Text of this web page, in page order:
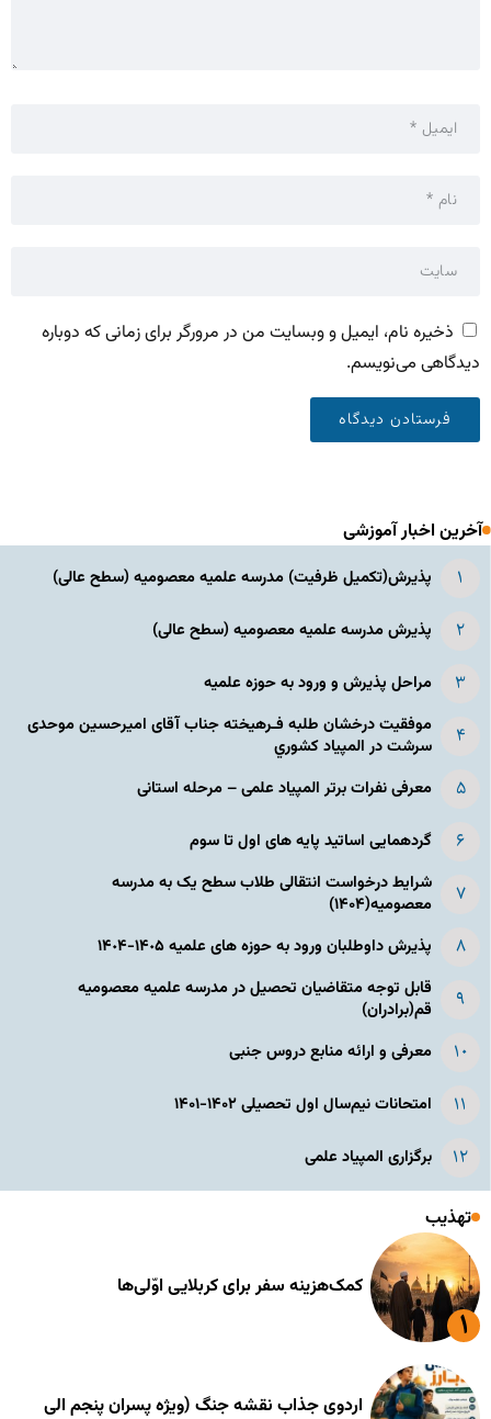
ذخیره نام، ایمیل و وبسایت من در مرورگر برای زمانی که دوباره
دیدگاهی می‌نویسم.
آخرین اخبار آموزشی
پذیرش(تکمیل ظرفیت) مدرسه علمیه معصومیه‌ (سطح عالی)
پذیرش مدرسه علمیه معصومیه‌ (سطح عالی)
مراحل پذیرش و ورود به حوزه علمیه
موفقیت درخشان طلبه فـرهیخته جناب آقای امیرحسین موحدی
سرشت در المپياد كشوري
معرفی نفرات برتر المپیاد علمی – مرحله استانی
گردهمایی اساتید پایه های اول تا سوم
شرایط درخواست انتقالی طلاب سطح یک به مدرسه
معصومیه(۱۴۰۴)
پذیرش داوطلبان ورود به حوزه های علمیه ١۴٠۵-١۴٠۴
قابل توجه متقاضیان تحصیل در مدرسه علمیه معصومیه
قم(برادران)
معرفی و ارائه منابع دروس جنبی
امتحانات نیم‌سال اول تحصیلی ۱۴۰۲-۱۴۰۱
برگزاری المپیاد علمی
تهذیب
کمک‌هزینه سفر برای کربلایی اوّلی‌ها
اردوی جذاب نقشه جنگ (ویژه پسران پنجم الی